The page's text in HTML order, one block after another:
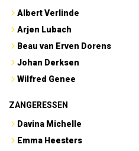
Albert Verlinde
Arjen Lubach
Beau van Erven Dorens
Johan Derksen
Wilfred Genee
ZANGERESSEN
Davina Michelle
Emma Heesters